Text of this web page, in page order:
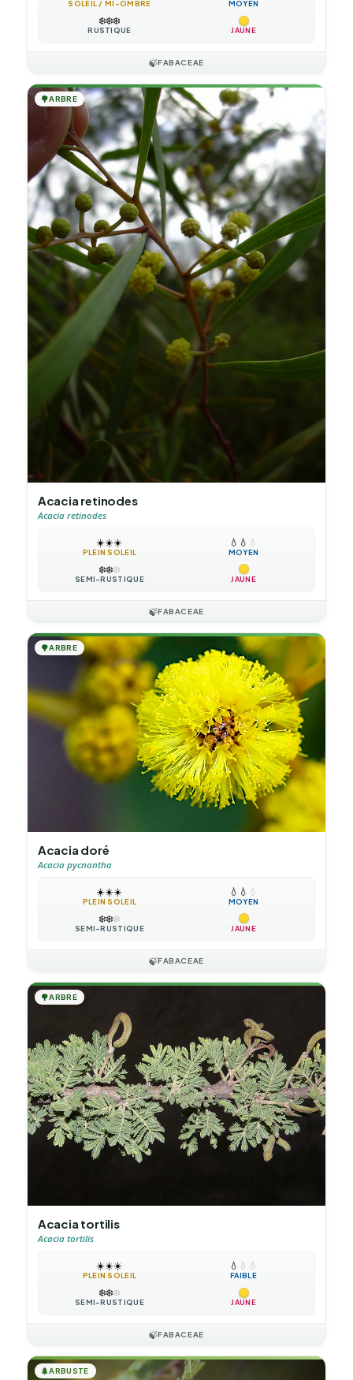
SOLEIL / MI-OMBRE MOYEN
❄️❄️❄️
RUSTIQUE JAUNE
🍃FABACEAE
🌳ARBRE
Acacia retinodes
Acacia retinodes
☀️☀️☀️
PLEIN SOLEIL
💧 💧 💧
MOYEN
❄️❄️❄️
SEMI-RUSTIQUE JAUNE
🍃FABACEAE
🌳ARBRE
Acacia doré
Acacia pycnantha
☀️☀️☀️
PLEIN SOLEIL
💧 💧 💧
MOYEN
❄️❄️❄️
SEMI-RUSTIQUE JAUNE
🍃FABACEAE
🌳ARBRE
Acacia tortilis
Acacia tortilis
☀️☀️☀️
PLEIN SOLEIL
💧 💧 💧
FAIBLE
❄️❄️❄️
SEMI-RUSTIQUE JAUNE
🍃FABACEAE
🌲ARBUSTE